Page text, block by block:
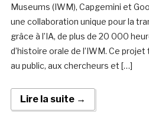
Museums (IWM), Capgemini et
une collaboration unique pour la
grâce à l’IA, de plus de 20 000
d’histoire orale de l’IWM. Ce
au public, aux chercheurs et […]
Lire la suite →